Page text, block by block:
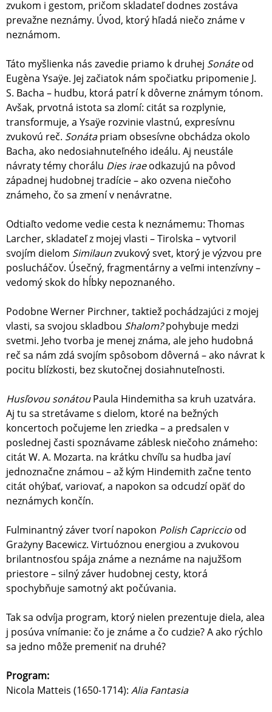
zvukom i gestom, pričom skladateľ dodnes zostáva
prevažne neznámy. Úvod, ktorý hľadá niečo známe v
neznámom.
Táto myšlienka nás zavedie priamo k druhej Sonáteod
Eugèna Ysaÿe. Jej začiatok nám spočiatku pripomenie J.
S. Bacha – hudbu, ktorá patrí k dôverne známym tónom.
Avšak, prvotná istota sa zlomí: citát sa rozplynie,
transformuje, a Ysaÿe rozvinie vlastnú, expresívnu
zvukovú reč. Sonátapriam obsesívne obchádza okolo
Bacha, ako nedosiahnuteľného ideálu. Aj neustále
návraty témy chorálu Dies iraeodkazujú na pôvod
západnej hudobnej tradície – ako ozvena niečoho
známeho, čo sa zmení v nenávratne.
Odtiaľto vedome vedie cesta k neznámemu: Thomas
Larcher, skladateľ z mojej vlasti – Tirolska – vytvoril
svojím dielom Similaunzvukový svet, ktorý je výzvou pre
poslucháčov. Úsečný, fragmentárny a veľmi intenzívny –
vedomý skok do hĺbky nepoznaného.
Podobne Werner Pirchner, taktiež pochádzajúci z mojej
vlasti, sa svojou skladbou Shalom?pohybuje medzi
svetmi. Jeho tvorba je menej známa, ale jeho hudobná
reč sa nám zdá svojím spôsobom dôverná – ako návrat k
pocitu blízkosti, bez skutočnej dosiahnuteľnosti.
Husľovou sonátouPaula Hindemitha sa kruh uzatvára.
Aj tu sa stretávame s dielom, ktoré na bežných
koncertoch počujeme len zriedka – a predsalen v
poslednej časti spoznávame záblesk niečoho známeho:
citát W. A. Mozarta. na krátku chvíľu sa hudba javí
jednoznačne známou – až kým Hindemith začne tento
citát ohýbať, variovať, a napokon sa odcudzí opäť do
neznámych končín.
Fulminantný záver tvorí napokon Polish Capriccio od
Grażyny Bacewicz. Virtuóznou energiou a zvukovou
brilantnosťou spája známe a neznáme na najužšom
priestore – silný záver hudobnej cesty, ktorá
spochybňuje samotný akt počúvania.
Tak sa odvíja program, ktorý nielen prezentuje diela, alea
j posúva vnímanie: čo je známe a čo cudzie? A ako rýchlo
sa jedno môže premeniť na druhé?
Program:
Nicola Matteis (1650-1714): Alia Fantasia